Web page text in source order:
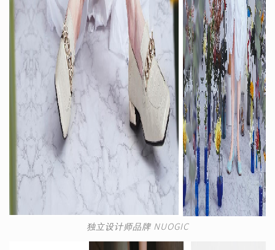
独立设计师品牌 NUOGIC